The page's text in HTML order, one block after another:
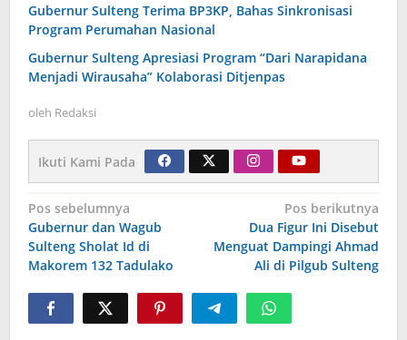
Gubernur Sulteng Terima BP3KP, Bahas Sinkronisasi
Program Perumahan Nasional
Gubernur Sulteng Apresiasi Program “Dari Narapidana
Menjadi Wirausaha” Kolaborasi Ditjenpas
oleh Redaksi
Ikuti Kami Pada
Navigasi
pos
Pos sebelumnya
Gubernur dan Wagub
Sulteng Sholat Id di
Makorem 132 Tadulako
Pos berikutnya
Dua Figur Ini Disebut
Menguat Dampingi Ahmad
Ali di Pilgub Sulteng